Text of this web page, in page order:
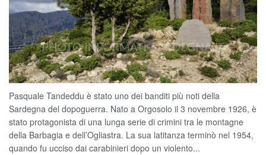
Pasquale Tandeddu è stato uno dei banditi più noti della
Sardegna del dopoguerra. Nato a Orgosolo il 3 novembre 1926, è
stato protagonista di una lunga serie di crimini tra le montagne
della Barbagia e dell’Ogliastra. La sua latitanza terminò nel 1954,
quando fu ucciso dai carabinieri dopo un violento...